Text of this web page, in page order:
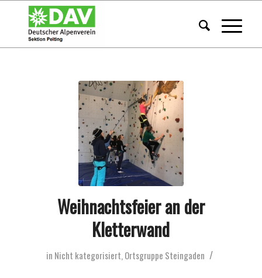
Weihnachtsfeier an der
Kletterwand
in Nicht kategorisiert, Ortsgruppe Steingaden /